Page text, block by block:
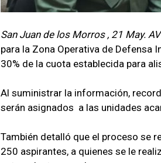
San Juan de los Morros , 21 May.
para la Zona Operativa de Defensa
30% de la cuota establecida para
Al suministrar la información,
serán asignados a las unidades
También detalló que el proceso se
250 aspirantes, a quienes se le